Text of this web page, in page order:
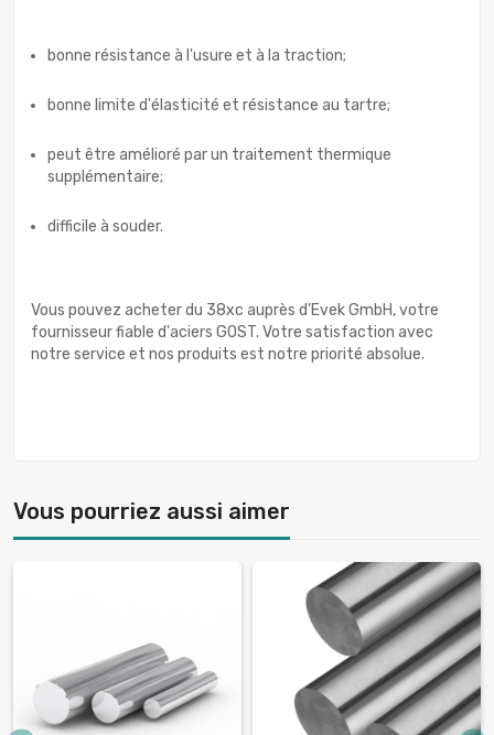
bonne résistance à l'usure et à la traction;
bonne limite d'élasticité et résistance au tartre;
peut être amélioré par un traitement thermique
supplémentaire;
difficile à souder.
Vous pouvez acheter du 38xc auprès d'Evek GmbH, votre
fournisseur fiable d'aciers GOST. Votre satisfaction avec
notre service et nos produits est notre priorité absolue.
Vous pourriez aussi aimer